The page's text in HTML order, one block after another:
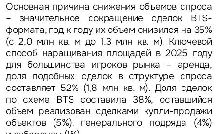
Основная причина снижения объемов спроса
– значительное сокращение сделок BTS-
формата, год к году их объем снизился на 35%
(c 2,0 млн кв. м до 1,3 млн кв. м). Ключевой
способ наращивания площадей в 2025 году
для большинства игроков рынка – аренда,
доля подобных сделок в структуре спроса
составляет 52% (1,8 млн кв. м). Доля сделок
по схеме BTS составила 38%, оставшийся
объем реализован сделками купли-продажи
объектов (5%), генерального подряда (4%)